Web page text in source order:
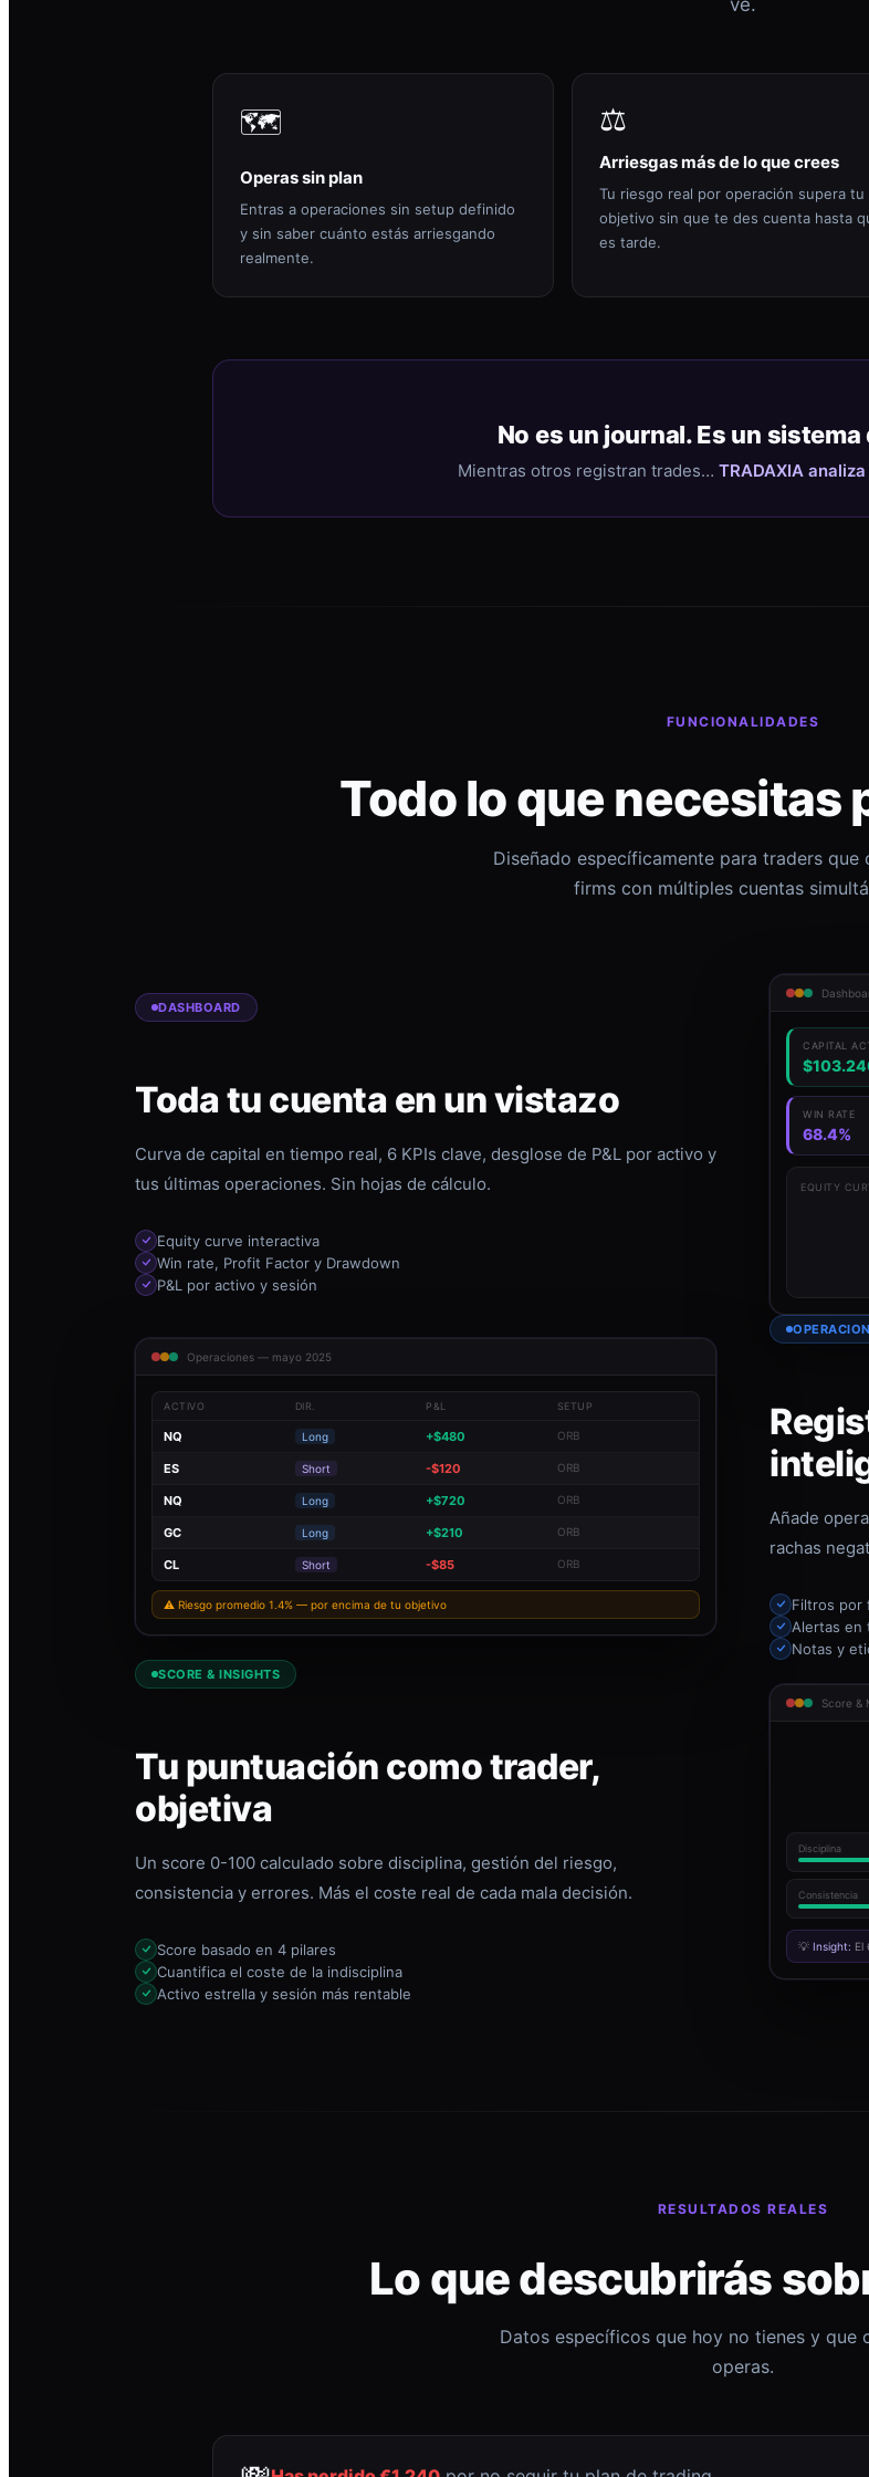
ve.
🗺️
Operas sin plan
Entras a operaciones sin setup definido
y sin saber cuánto estás arriesgando
realmente.
⚖️
Arriesgas más de lo que crees
Tu riesgo real por operación supera tu
objetivo sin que te des cuenta hasta
es tarde.
No es un journal. Es un sistema
Mientras otros registran trades… TRADAXIA
FUNCIONALIDADES
Todo lo que necesitas
Diseñado específicamente para traders que
firms con múltiples cuentas
DASHBOARD
Toda tu cuenta en un vistazo
Curva de capital en tiempo real, 6 KPIs clave, desglose de P&L por activo y
tus últimas operaciones. Sin hojas de cálculo.
Equity curve interactiva
Win rate, Profit Factor y Drawdown
P&L por activo y sesión
CAPITAL
WIN RATE
68.4%
EQUITY
Operaciones — mayo 2025
ACTIVO DIR. P&L SETUP
NQ Long +$480 ORB
ES Short -$120 ORB
NQ Long +$720 ORB
GC Long +$210 ORB
CL Short -$85 ORB
⚠ Riesgo promedio 1.4% — por encima de tu objetivo
Añade
rachas
Filtros por
Alertas en
Notas y
SCORE & INSIGHTS
Tu puntuación como trader,
objetiva
Un score 0-100 calculado sobre disciplina, gestión del riesgo,
consistencia y errores. Más el coste real de cada mala decisión.
Score basado en 4 pilares
Cuantifica el coste de la indisciplina
Activo estrella y sesión más rentable
Score &
Disciplina
Consistencia
💡 Insight: El
RESULTADOS REALES
Lo que descubrirás
Datos específicos que hoy no tienes y que
operas.